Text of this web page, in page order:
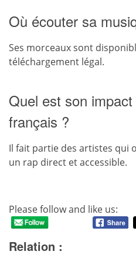
Où écouter sa
Ses morceaux sont
téléchargement légal.
Quel est son
français ?
Il fait partie des artistes qui
un rap direct et accessible.
Please follow and like us:
Relation :